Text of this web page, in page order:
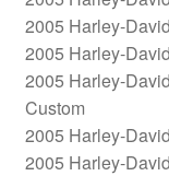
2005 Harley-
2005 Harley-
2005 Harley-
Custom
2005 Harley-
2005 Harley-